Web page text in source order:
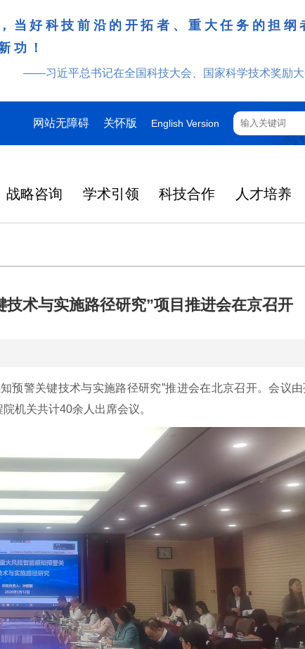
好科技前沿的开拓者、重大任务的担纲
功！
——习近平总书记在全国科技大会、国家科学技术奖励
网站无障碍 关怀版 English Version
战略咨询 学术引领 科技合作 人才培养
术与实施路径研究”项目推进会在京召开
预警关键技术与实施路径研究”推进会在北京召开。会议
机关共计40余人出席会议。